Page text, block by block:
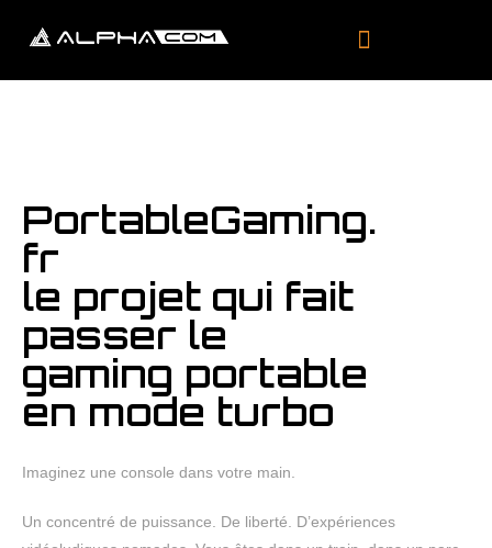
PortableGaming.
fr
le projet qui fait
passer le
gaming portable
en mode turbo
Imaginez une console dans votre main.
Un concentré de puissance. De liberté. D’expériences